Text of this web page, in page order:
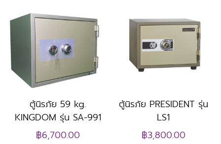
ตู้นิรภัย 59 kg.
KINGDOM รุ่น SA-991
฿6,700.00
ตู้นิรภัย PRESIDENT รุ่น
LS1
฿3,800.00